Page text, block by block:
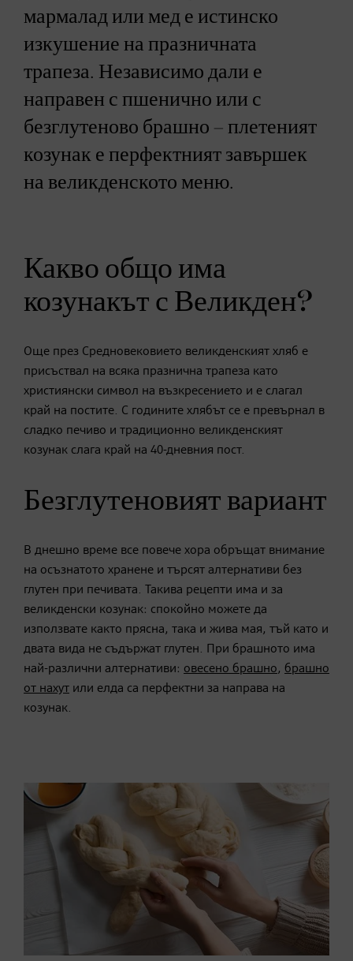
мармалад или мед е истинско
изкушение на празничната
трапеза. Независимо дали е
направен с пшенично или с
безглутеново брашно – плетеният
козунак е перфектният завършек
на великденското меню.
Какво общо има
козунакът с Великден?
Още през Средновековието великденският хляб е
присъствал на всяка празнична трапеза като
християнски символ на възкресението и е слагал
край на постите. С годините хлябът се е превърнал в
сладко печиво и традиционно великденският
козунак слага край на 40-дневния пост.
Безглутеновият вариант
В днешно време все повече хора обръщат внимание
на осъзнатото хранене и търсят алтернативи без
глутен при печивата. Такива рецепти има и за
великденски козунак: спокойно можете да
използвате както прясна, така и жива мая, тъй като и
двата вида не съдържат глутен. При брашното има
най-различни алтернативи: овесено брашно, брашно
от нахут или елда са перфектни за направа на
козунак.